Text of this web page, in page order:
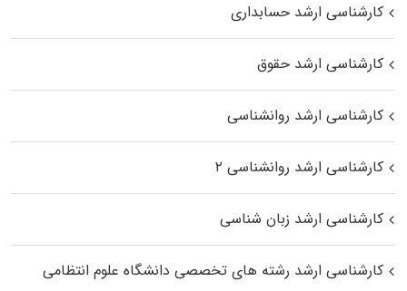
کارشناسی ارشد حسابداری
کارشناسی ارشد حقوق
کارشناسی ارشد روانشناسی
کارشناسی ارشد روانشناسی ۲
کارشناسی ارشد زبان شناسی
کارشناسی ارشد رﺷﺘﻪ ﻫﺎی تخصصی داﻧﺸﮕﺎه ﻋﻠﻮم انتظامی